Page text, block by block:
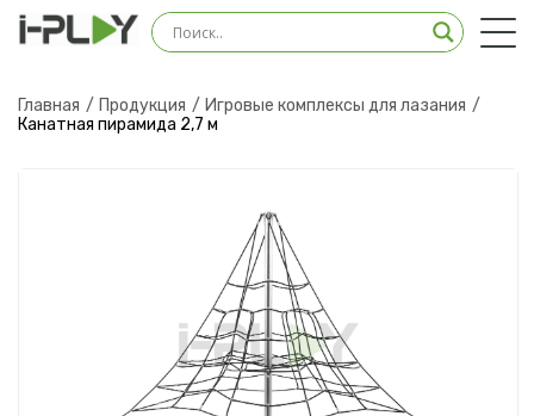
Главная Продукция
Игровые комплексы для лазания
Канатная пирамида 2,7 м
Оставить заявку на
консультацию
Наш менеджер свяжется с вами в ближайшее